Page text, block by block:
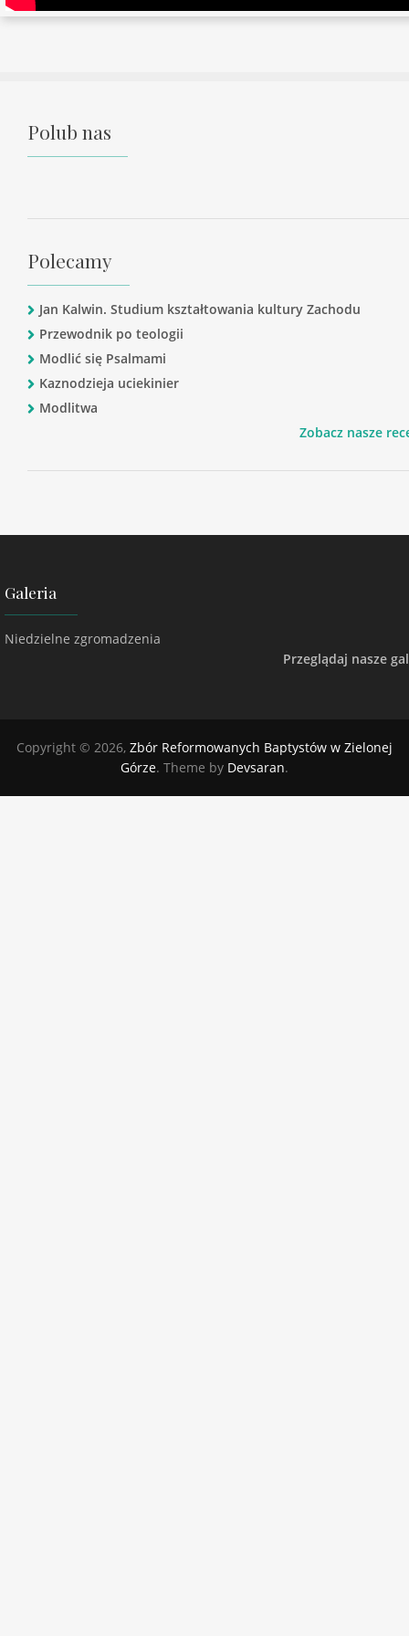
Polub nas
Polecamy
Jan Kalwin. Studium kształtowania kultury Zachodu
Przewodnik po teologii
Modlić się Psalmami
Kaznodzieja uciekinier
Modlitwa
Zobacz nasze
Galeria
Niedzielne zgromadzenia
Przeglądaj nasze
Copyright © 2026, Zbór Reformowanych Baptystów w Zielonej
Górze. Theme by Devsaran.